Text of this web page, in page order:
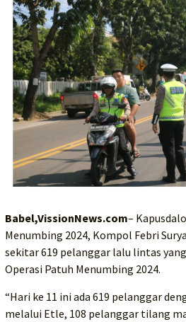
Babel,VissionNews.com–
Menumbing 2024, Kompol Febri
sekitar 619 pelanggar lalu lintas
Operasi Patuh Menumbing 2024.
“Hari ke 11 ini ada 619 pelanggar
melalui Etle, 108 pelanggar tilang